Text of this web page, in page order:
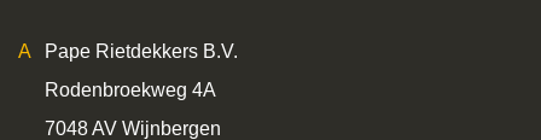
Pape Rietdekkers B.V.
Rodenbroekweg 4A
7048 AV Wijnbergen